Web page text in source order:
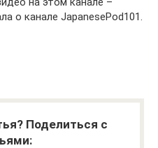
о канале JapanesePod101.
Поделиться с